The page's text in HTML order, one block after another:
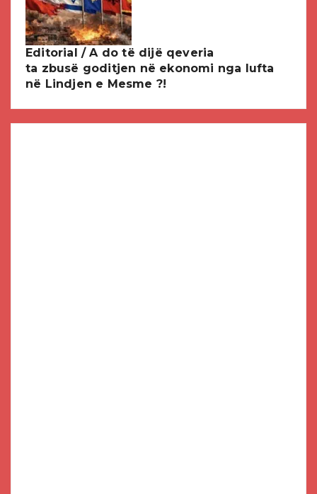
Editorial / A do të dijë qeveria
ta zbusë goditjen në ekonomi nga lufta
në Lindjen e Mesme ?!